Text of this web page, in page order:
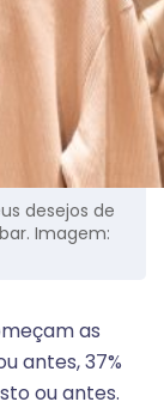
desejos de
Imagem:
as
antes, 37%
ou antes.